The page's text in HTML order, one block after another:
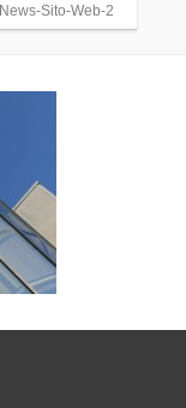
News-Sito-Web-2